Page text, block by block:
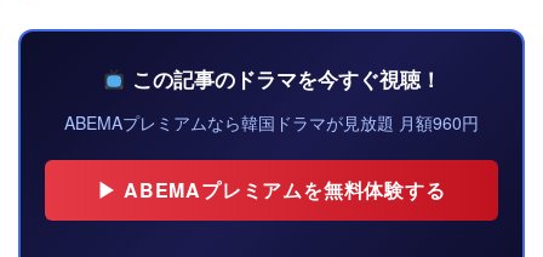
この記事のドラマを今すぐ視聴！
ABEMAプレミアムなら韓国ドラマが見放題 月額960円
▶ ABEMAプレミアムを無料体験する